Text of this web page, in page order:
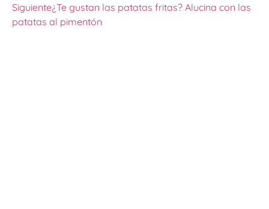
Siguiente¿Te gustan las patatas fritas? Alucina con las
patatas al pimentón